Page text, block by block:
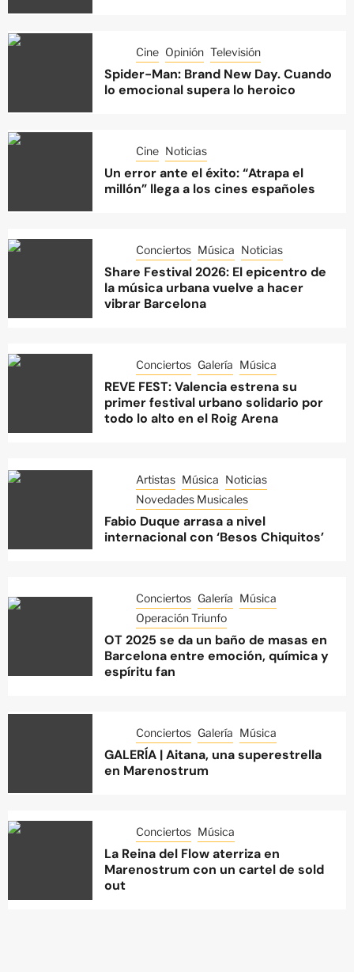
Cine Opinión Televisión
Spider-Man: Brand New Day. Cuando
lo emocional supera lo heroico
Cine Noticias
Un error ante el éxito: “Atrapa el
millón” llega a los cines españoles
Conciertos Música Noticias
Share Festival 2026: El epicentro de
la música urbana vuelve a hacer
vibrar Barcelona
Conciertos Galería Música
REVE FEST: Valencia estrena su
primer festival urbano solidario por
todo lo alto en el Roig Arena
Artistas Música Noticias
Novedades Musicales
Fabio Duque arrasa a nivel
internacional con ‘Besos Chiquitos’
Conciertos Galería Música
Operación Triunfo
OT 2025 se da un baño de masas en
Barcelona entre emoción, química y
espíritu fan
Conciertos Galería Música
GALERÍA | Aitana, una superestrella
en Marenostrum
Conciertos Música
La Reina del Flow aterriza en
Marenostrum con un cartel de sold
out